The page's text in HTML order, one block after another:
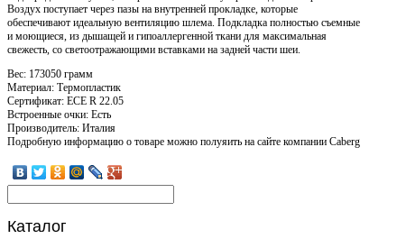
Воздух поступает через пазы на внутренней прокладке, которые
обеспечивают идеальную вентиляцию шлема. Подкладка полностью съемные
и моющиеся, из дышащей и гипоаллергенной ткани для максимальная
свежесть, со светоотражающими вставками на задней части шеи.
Вес: 173050 грамм
Материал: Термопластик
Сертификат: ECE R 22.05
Встроенные очки: Есть
Производитель: Италия
Подробную информацию о товаре можно полуяить на сайте компании Caberg
Каталог